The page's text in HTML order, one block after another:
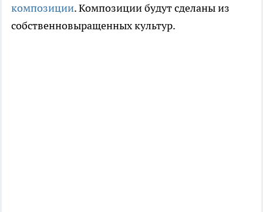
композиции. Композиции будут сделаны из
собственновыращенных культур.